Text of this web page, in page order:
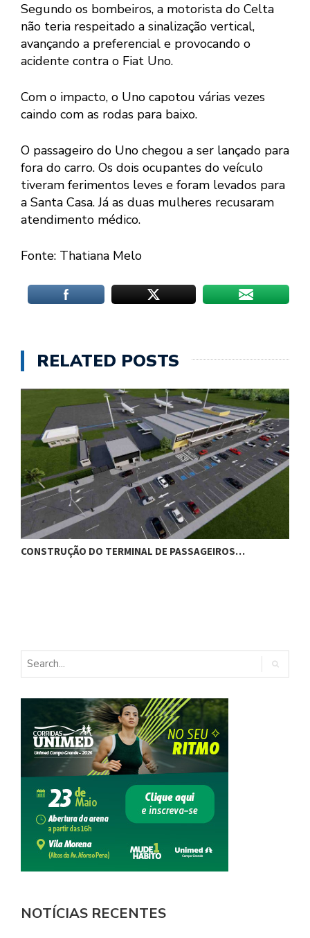
Segundo os bombeiros, a motorista do Celta
não teria respeitado a sinalização vertical,
avançando a preferencial e provocando o
acidente contra o Fiat Uno.
Com o impacto, o Uno capotou várias vezes
caindo com as rodas para baixo.
O passageiro do Uno chegou a ser lançado para
fora do carro. Os dois ocupantes do veículo
tiveram ferimentos leves e foram levados para
a Santa Casa. Já as duas mulheres recusaram
atendimento médico.
Fonte: Thatiana Melo
RELATED POSTS
CONSTRUÇÃO DO TERMINAL DE PASSAGEIROS…
NOTÍCIAS RECENTES